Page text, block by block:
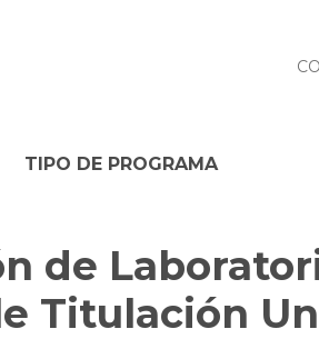
TIPO DE PROGRAMA
de
Titulación